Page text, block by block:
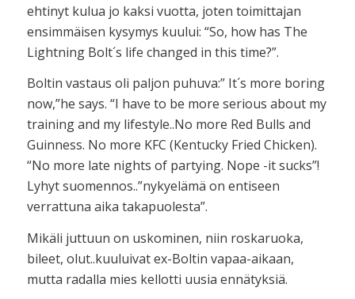
ehtinyt kulua jo kaksi vuotta, joten toimittajan
ensimmäisen kysymys kuului: “So, how has The
Lightning Bolt´s life changed in this time?”.
Boltin vastaus oli paljon puhuva:” It´s more boring
now,”he says. “I have to be more serious about my
training and my lifestyle..No more Red Bulls and
Guinness. No more KFC (Kentucky Fried Chicken).
“No more late nights of partying. Nope -it sucks”!
Lyhyt suomennos..”nykyelämä on entiseen
verrattuna aika takapuolesta”.
Mikäli juttuun on uskominen, niin roskaruoka,
bileet, olut..kuuluivat ex-Boltin vapaa-aikaan,
mutta radalla mies kellotti uusia ennätyksiä.